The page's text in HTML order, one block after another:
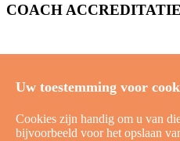
COACH
Uw toestemming voor
Cookies zijn handig om u van
bijvoorbeeld voor het opslaan